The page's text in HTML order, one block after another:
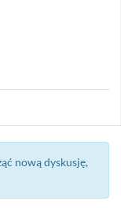
nową dyskusję,